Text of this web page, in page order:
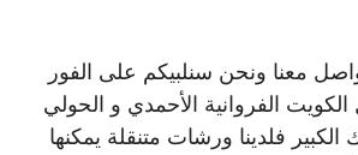
معنا ونحن سنلبيكم على الفور
الفروانية الأحمدي و الحولي
الكبير فلدينا ورشات متنقلة يمكنها